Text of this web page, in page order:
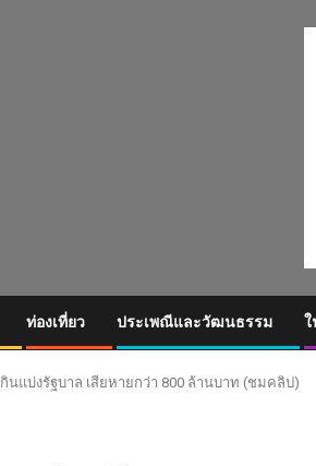
ท่องเที่ยว ประเพณีและวัฒนธรรม ใ
แบ่งรัฐบาล เสียหายกว่า 800 ล้านบาท (ชมคลิป)